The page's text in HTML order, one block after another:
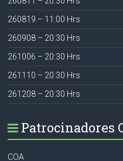
260819 – 11:00 Hrs
260908 – 20:30 Hrs
261006 – 20:30 Hrs
261110 – 20:30 Hrs
261208 – 20:30 Hrs
Patrocinadores
COA